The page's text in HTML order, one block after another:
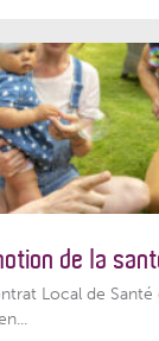
de la
Local de Santé